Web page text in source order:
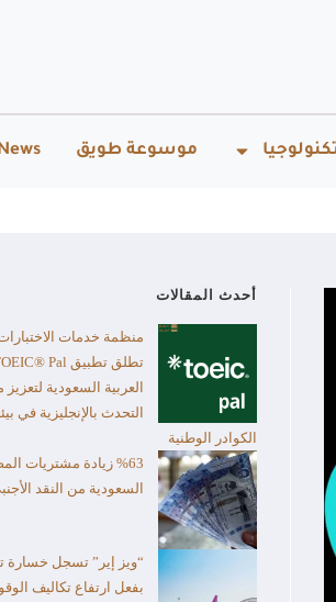
موسوعة طويق
أحدث المقالات
منظمة خدمات الاختبارات
العربية السعودية
التحدث بالإنجليزية في
الكوادر الوطنية
%63 زيادة مشتريات
السعودية من النقد
“ويز إير” تسجل خسارة
بفعل ارتفاع تكاليف